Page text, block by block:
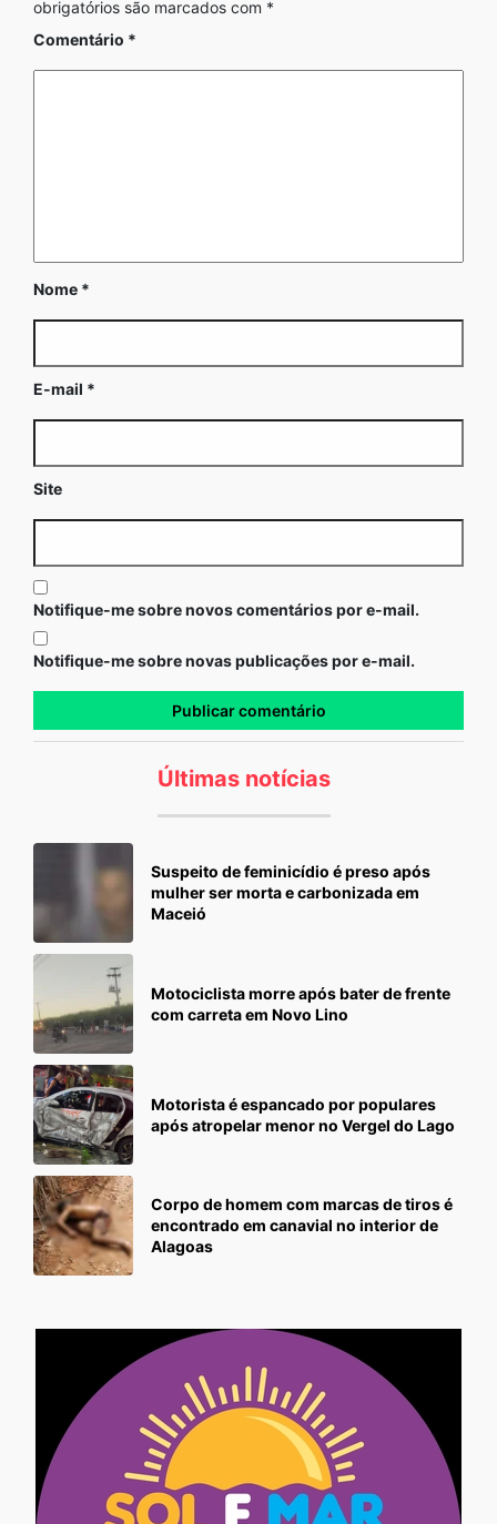
obrigatórios são marcados com *
Comentário *
Nome *
E-mail *
Site
Notifique-me sobre novos comentários por e-mail.
Notifique-me sobre novas publicações por e-mail.
Últimas notícias
Suspeito de feminicídio é preso após
mulher ser morta e carbonizada em
Maceió
Motociclista morre após bater de frente
com carreta em Novo Lino
Motorista é espancado por populares
após atropelar menor no Vergel do Lago
Corpo de homem com marcas de tiros é
encontrado em canavial no interior de
Alagoas